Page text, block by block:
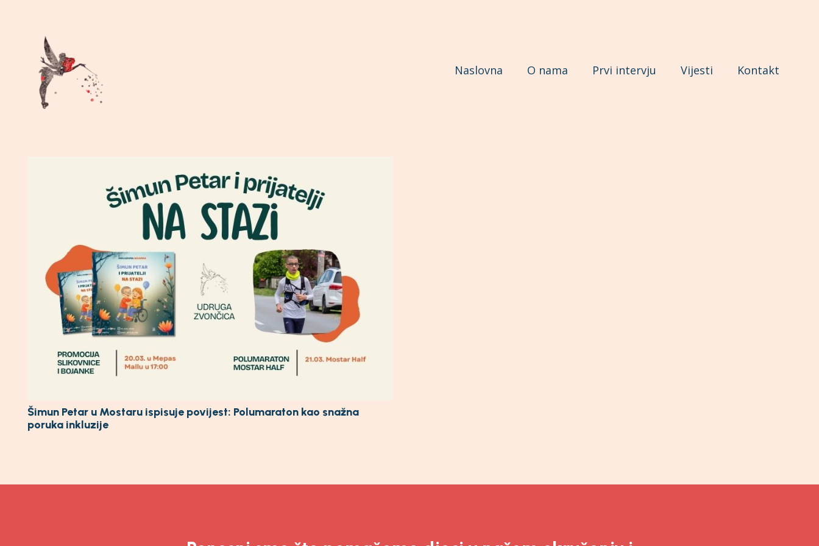
Naslovna O nama Prvi intervju Vijesti Kontakt
Šimun Petar u Mostaru ispisuje povijest: Polumaraton kao snažna
poruka inkluzije